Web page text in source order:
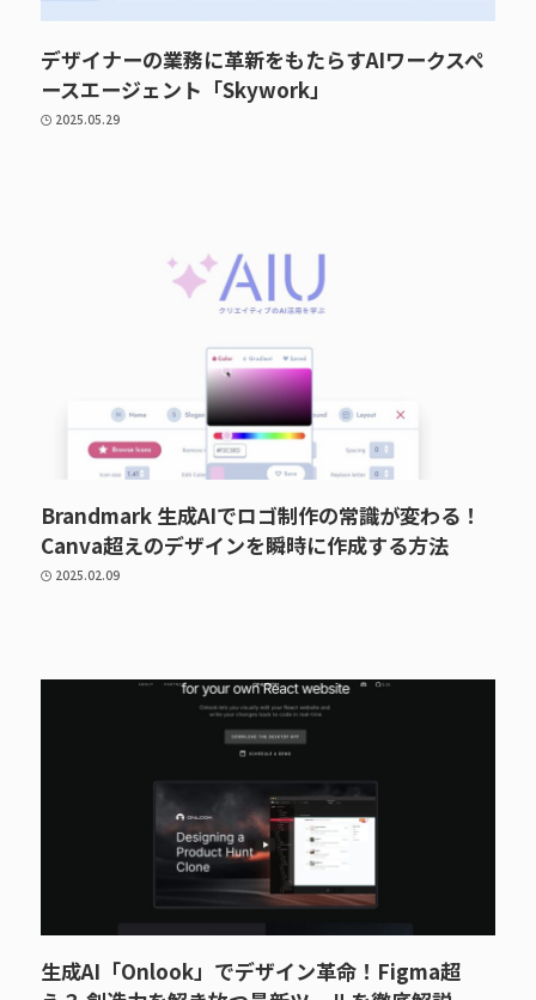
デザイナーの業務に革新をもたらすAIワークスペ
ースエージェント「Skywork」
2025.05.29
Brandmark 生成AIでロゴ制作の常識が変わる！
Canva超えのデザインを瞬時に作成する方法
2025.02.09
生成AI「Onlook」でデザイン革命！Figma超